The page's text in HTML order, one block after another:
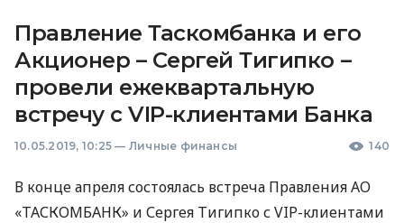
Правление Таскомбанка и его
Акционер – Сергей Тигипко –
провели ежеквартальную
встречу с VIP-клиентами Банка
10.05.2019, 10:25 — Личные финансы 140
В конце апреля состоялась встреча Правления АО
«ТАСКОМБАНК» и Сергея Тигипко сVIP-клиентами